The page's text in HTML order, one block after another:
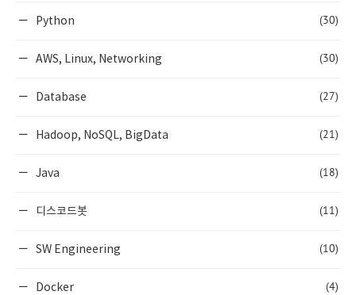
Python (30)
AWS, Linux, Networking (30)
Database (27)
Hadoop, NoSQL, BigData (21)
Java (18)
디스코드봇 (11)
SW Engineering (10)
Docker (4)